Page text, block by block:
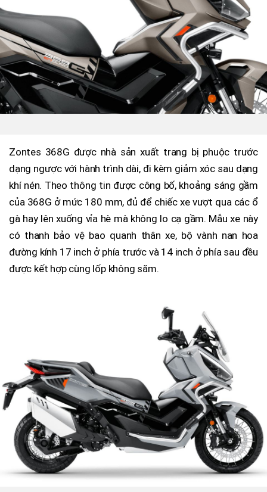
Zontes 368G được nhà sản xuất trang bị phuộc trước
dạng ngược với hành trình dài, đi kèm giảm xóc sau dạng
khí nén. Theo thông tin được công bố, khoảng sáng gầm
của 368G ở mức 180 mm, đủ để chiếc xe vượt qua các ổ
gà hay lên xuống vỉa hè mà không lo cạ gầm. Mẫu xe này
có thanh bảo vệ bao quanh thân xe, bộ vành nan hoa
đường kính 17 inch ở phía trước và 14 inch ở phía sau đều
được kết hợp cùng lốp không săm.